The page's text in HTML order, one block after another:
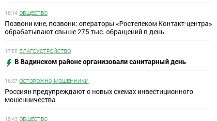
16:14 ОБЩЕСТВО
Позвони мне, позвони: операторы «Ростелеком Контакт-центра»
обрабатывают свыше 275 тыс. обращений в день
17:55 БЛАГОУСТРОЙСТВО
В Вадинском районе организовали санитарный день
16:07 ОСТОРОЖНО, МОШЕННИКИ
Россиян предупреждают о новых схемах инвестиционного
мошенничества
15:43 ОБЩЕСТВО